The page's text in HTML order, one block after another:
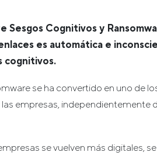
Sesgos Cognitivos y
es automática e
cognitivos.
se ha convertido en uno de
empresas, independientemente
se vuelven más digitales,